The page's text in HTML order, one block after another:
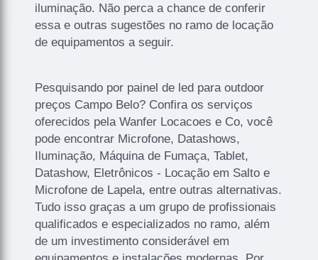
iluminação. Não perca a chance de conferir
essa e outras sugestões no ramo de locação
de equipamentos a seguir.
Pesquisando por painel de led para outdoor
preços Campo Belo? Confira os serviços
oferecidos pela Wanfer Locacoes e Co, você
pode encontrar Microfone, Datashows,
Iluminação, Máquina de Fumaça, Tablet,
Datashow, Eletrônicos - Locação em Salto e
Microfone de Lapela, entre outras alternativas.
Tudo isso graças a um grupo de profissionais
qualificados e especializados no ramo, além
de um investimento considerável em